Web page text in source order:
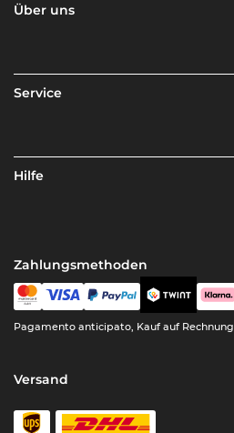
Über uns
Service
Hilfe
Zahlungsmethoden
Pagamento anticipato, Kauf auf Rechnung
Versand